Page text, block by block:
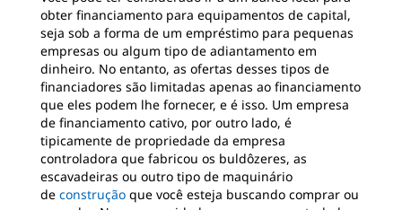
obter financiamento para equipamentos de capital,
seja sob a forma de um empréstimo para pequenas
empresas ou algum tipo de adiantamento em
dinheiro. No entanto, as ofertas desses tipos de
financiadores são limitadas apenas ao financiamento
que eles podem lhe fornecer, e é isso. Um empresa
de financiamento cativo, por outro lado, é
tipicamente de propriedade da empresa
controladora que fabricou os buldôzeres, as
escavadeiras ou outro tipo de maquinário
de construção que você esteja buscando comprar ou